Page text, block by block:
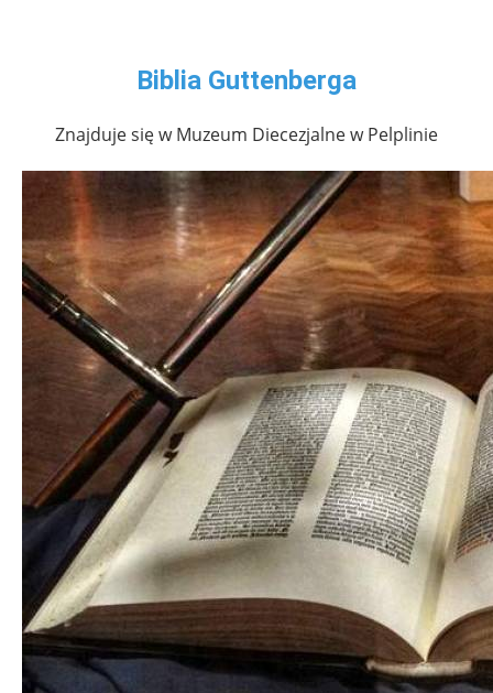
Biblia Guttenberga
Znajduje się w Muzeum Diecezjalne w Pelplinie